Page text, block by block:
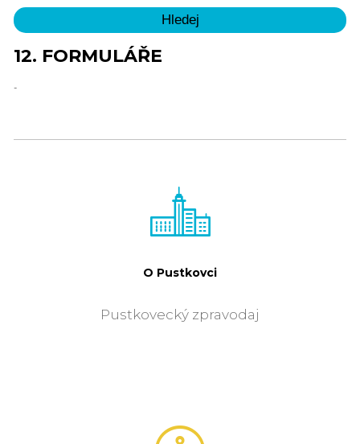
12. FORMULÁŘE
-
O Pustkovci
Pustkovecký zpravodaj